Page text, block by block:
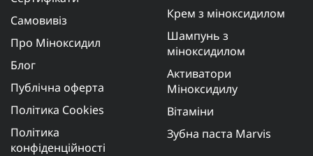
Самовивіз
Про Міноксидил
Блог
Публічна оферта
Політика Cookies
Політика
конфіденційності
Крем з міноксидилом
Шампунь з
міноксидилом
Активатори
Міноксидилу
Вітаміни
Зубна паста Marvis